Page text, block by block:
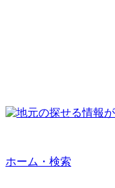
ホーム・検索